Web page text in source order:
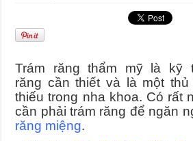
Trám răng thẩm mỹ là kỹ
răng cần thiết và là một
thiếu trong nha khoa. Có rất
cần phải trám răng để ngăn
răng miệng.